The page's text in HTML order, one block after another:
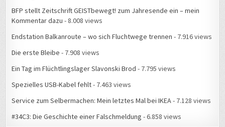
BFP stellt Zeitschrift GEISTbewegt! zum Jahresende ein – mein
Kommentar dazu - 8.008 views
Endstation Balkanroute – wo sich Fluchtwege trennen - 7.916 views
Die erste Bleibe - 7.908 views
Ein Tag im Flüchtlingslager Slavonski Brod - 7.795 views
Spezielles USB-Kabel fehlt- 7.463 views
Service zum Selbermachen: Mein letztes Mal bei IKEA- 7.128 views
#34C3: Die Geschichte einer Falschmeldung - 6.858 views